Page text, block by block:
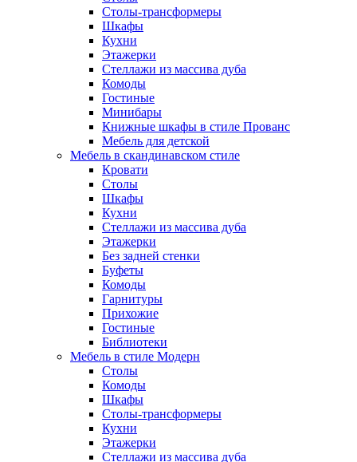
Столы-трансформеры
Шкафы
Кухни
Этажерки
Стеллажи из массива дуба
Комоды
Гостиные
Минибары
Книжные шкафы в стиле Прованс
Мебель для детской
Мебель в скандинавском стиле
Кровати
Столы
Шкафы
Кухни
Стеллажи из массива дуба
Этажерки
Без задней стенки
Буфеты
Комоды
Гарнитуры
Прихожие
Гостиные
Библиотеки
Мебель в стиле Модерн
Столы
Комоды
Шкафы
Столы-трансформеры
Кухни
Этажерки
Стеллажи из массива дуба